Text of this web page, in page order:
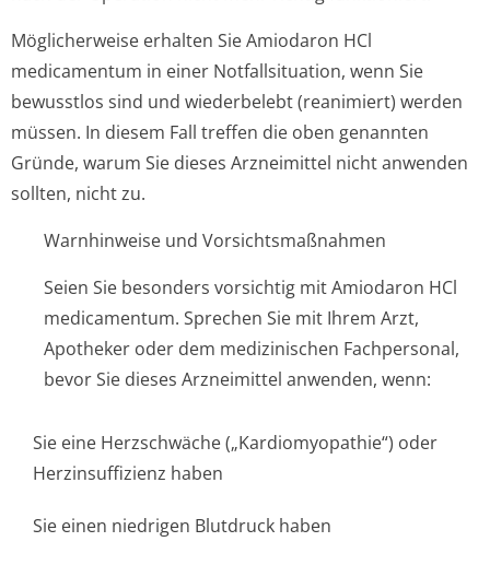
Möglicherweise erhalten Sie Amiodaron HCl
medicamentum in einer Notfallsituation, wenn Sie
bewusstlos sind und wiederbelebt (reanimiert) werden
müssen. In diesem Fall treffen die oben genannten
Gründe, warum Sie dieses Arzneimittel nicht anwenden
sollten, nicht zu.
Warnhinweise und Vorsichtsmaßnahmen
Seien Sie besonders vorsichtig mit Amiodaron HCl
medicamentum. Sprechen Sie mit Ihrem Arzt,
Apotheker oder dem medizinischen Fachpersonal,
bevor Sie dieses Arzneimittel anwenden, wenn:
Sie eine Herzschwäche („Kardiomyopathie“) oder
Herzinsuffizi­enz haben
Sie einen niedrigen Blutdruck haben